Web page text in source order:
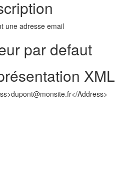
une adresse email
par defaut
XML
Address>